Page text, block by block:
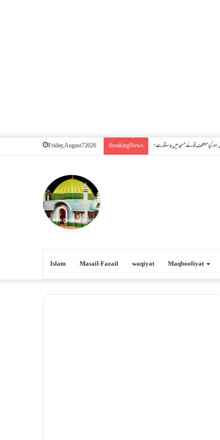
Friday, August 7 2026 Breaking News کیا معتکف فنائے مسجد میں جا سکتا ہے؟
Islam Masail-Fazail waqiyat Maqbooliyat